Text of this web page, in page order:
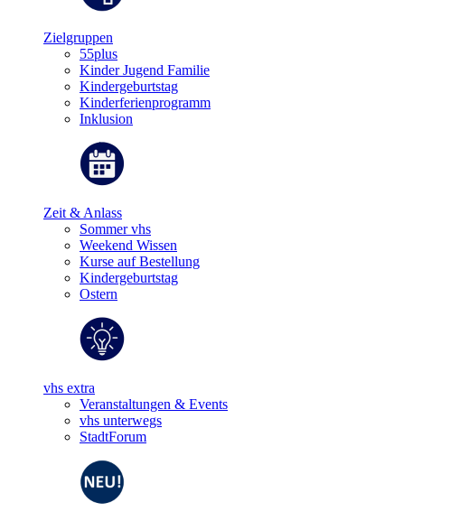
Zielgruppen
55plus
Kinder Jugend Familie
Kindergeburtstag
Kinderferienprogramm
Inklusion
Zeit & Anlass
Sommer vhs
Weekend Wissen
Kurse auf Bestellung
Kindergeburtstag
Ostern
vhs extra
Veranstaltungen & Events
vhs unterwegs
StadtForum